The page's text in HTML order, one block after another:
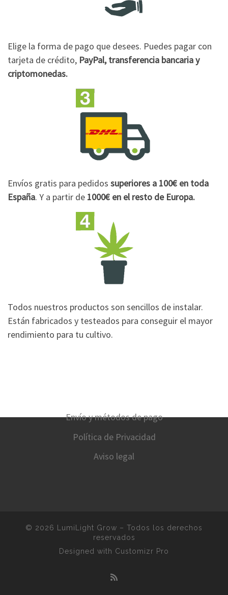
Elige la forma de pago que desees. Puedes pagar con
tarjeta de crédito, PayPal, transferencia bancaria y
criptomonedas.
Envíos gratis para pedidos superiores a 100€ en toda
España. Y a partir de 1000€ en el resto de Europa.
Todos nuestros productos son sencillos de instalar.
Están fabricados y testeados para conseguir el mayor
rendimiento para tu cultivo.
Envío y métodos de pago
Política de Privacidad
Aviso legal
© 2026 LumiLight Grow – Todos los derechos
reservados
Designed with Customizr Pro